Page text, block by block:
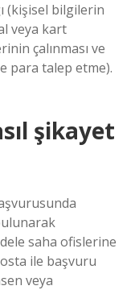
(kişisel bilgilerin
veya kart
çalınması ve
para talep etme).
şikayet
saha ofislerine
ile başvuru
veya